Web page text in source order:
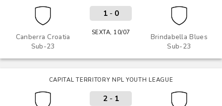
Canberra Croatia
Sub-23
Brindabella Blues
Sub-23
1- 0
SEXTA, 10/07
CAPITAL TERRITORY NPL YOUTH LEAGUE
2- 1